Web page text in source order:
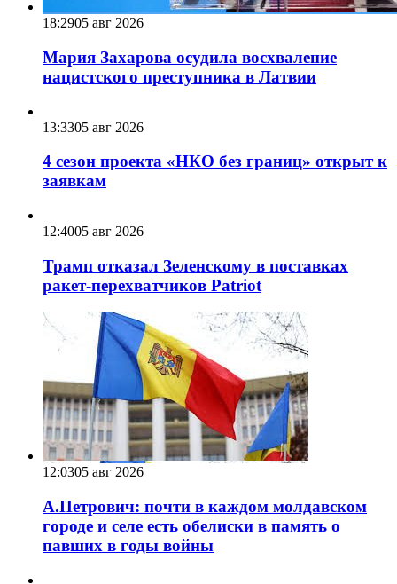
18:2905 авг 2026
Мария Захарова осудила восхваление
нацистского преступника в Латвии
13:3305 авг 2026
4 сезон проекта «НКО без границ» открыт к
заявкам
12:4005 авг 2026
Трамп отказал Зеленскому в поставках
ракет-перехватчиков Patriot
12:0305 авг 2026
А.Петрович: почти в каждом молдавском
городе и селе есть обелиски в память о
павших в годы войны